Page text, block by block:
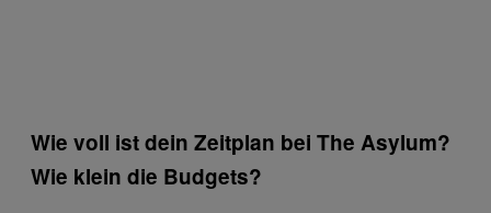
Wie voll ist dein Zeitplan bei The Asylum?
Wie klein die Budgets?